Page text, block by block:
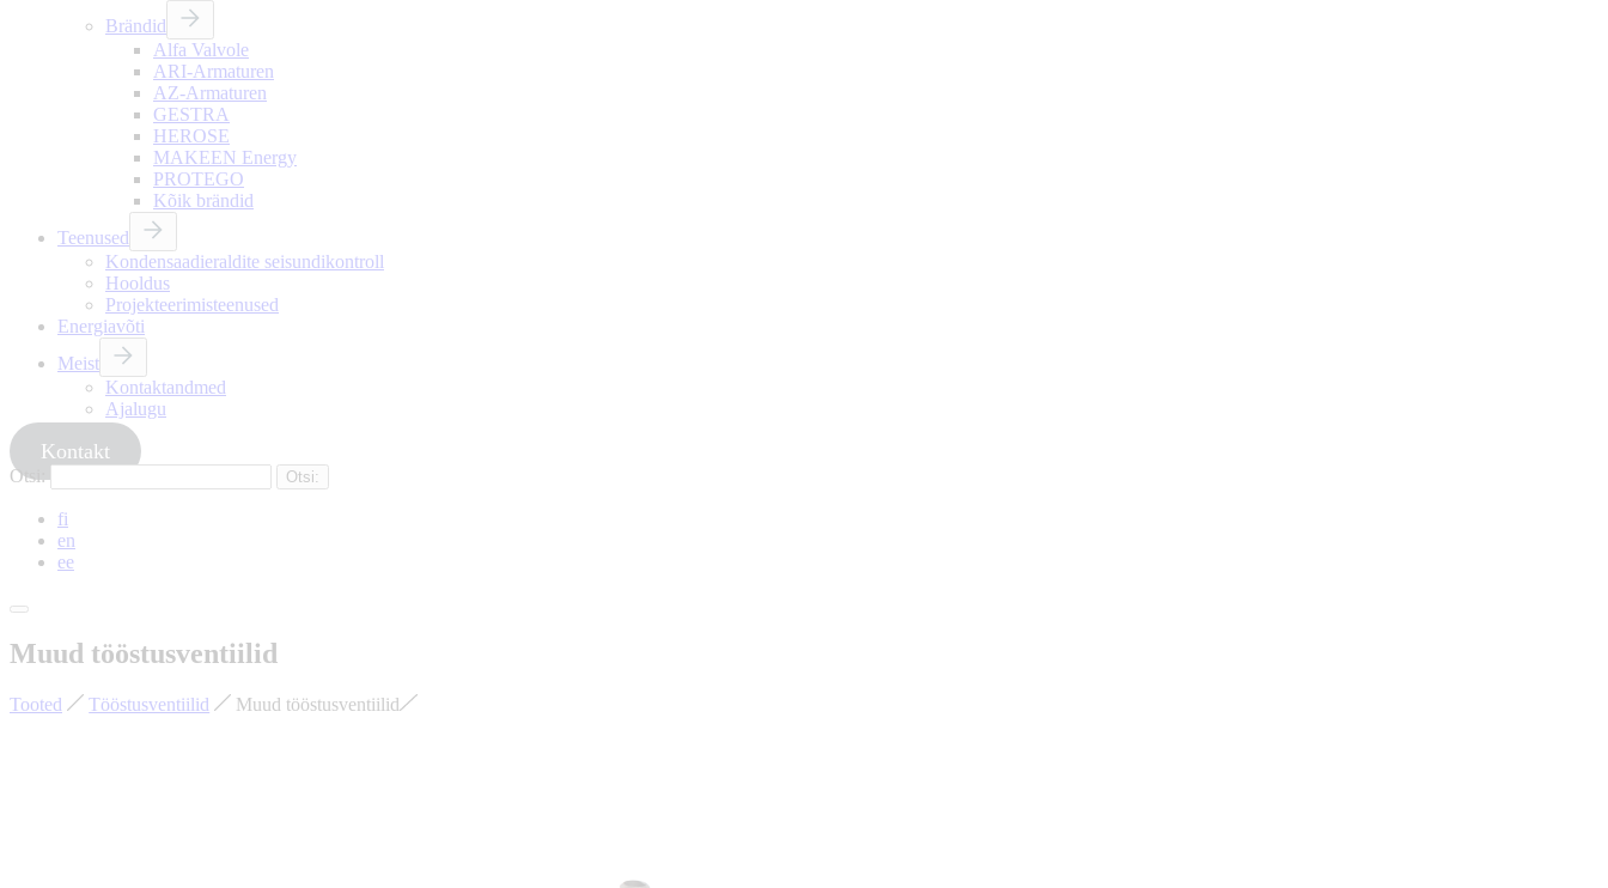
Brändid
Alfa Valvole
ARI-Armaturen
AZ-Armaturen
GESTRA
HEROSE
MAKEEN Energy
PROTEGO
Kõik brändid
Teenused
Kondensaadieraldite seisundikontroll
Hooldus
Projekteerimisteenused
Energiavõti
Meist
Kontaktandmed
Ajalugu
Kontakt
Otsi:
fi
en
ee
Muud tööstusventiilid
Tooted Tööstusventiilid Muud tööstusventiilid